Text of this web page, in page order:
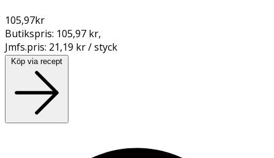
105,97kr
Butikspris: 105,97 kr,
Jmfs.pris: 21,19 kr / styck
Köp via recept